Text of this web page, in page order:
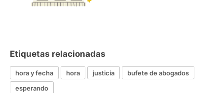
Etiquetas relacionadas
hora y fecha hora justicia
bufete de abogados
esperando